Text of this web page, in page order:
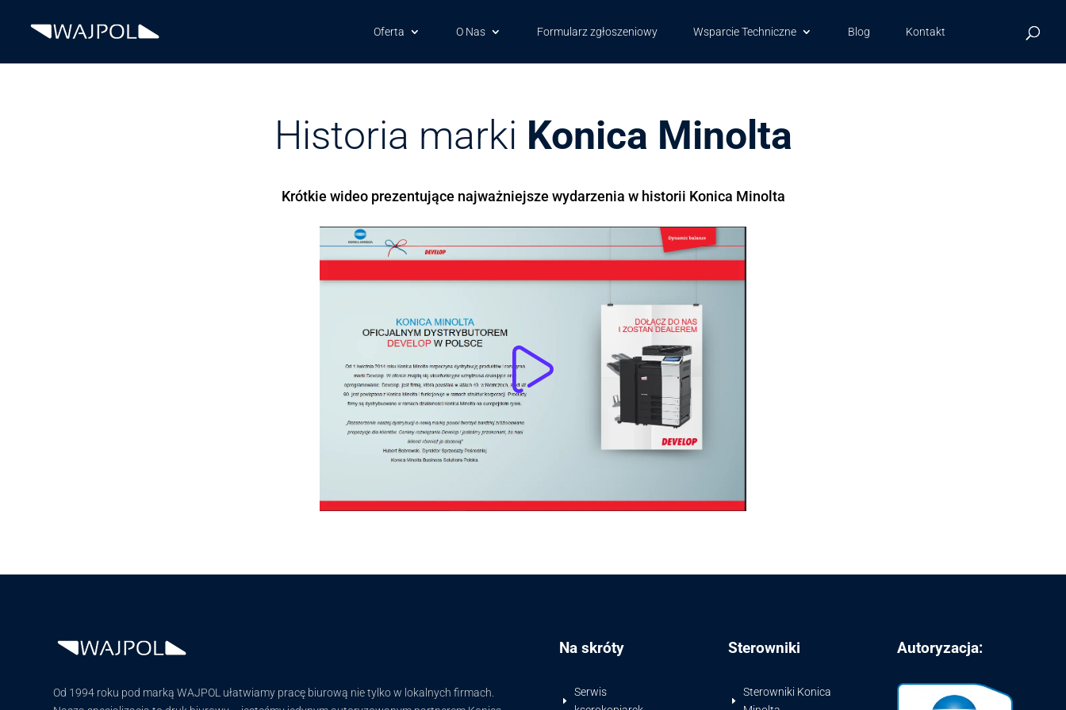
Oferta O Nas Formularz zgłoszeniowy Wsparcie Techniczne Blog Kontakt
Historia marki Konica Minolta
Krótkie wideo prezentujące najważniejsze wydarzenia w historii Konica Minolta
Od 1994 roku pod marką WAJPOL ułatwiamy pracę biurową nie tylko w lokalnych firmach.
Na skróty
E
Serwis
Sterowniki
E
Sterowniki Konica
Autoryzacja: